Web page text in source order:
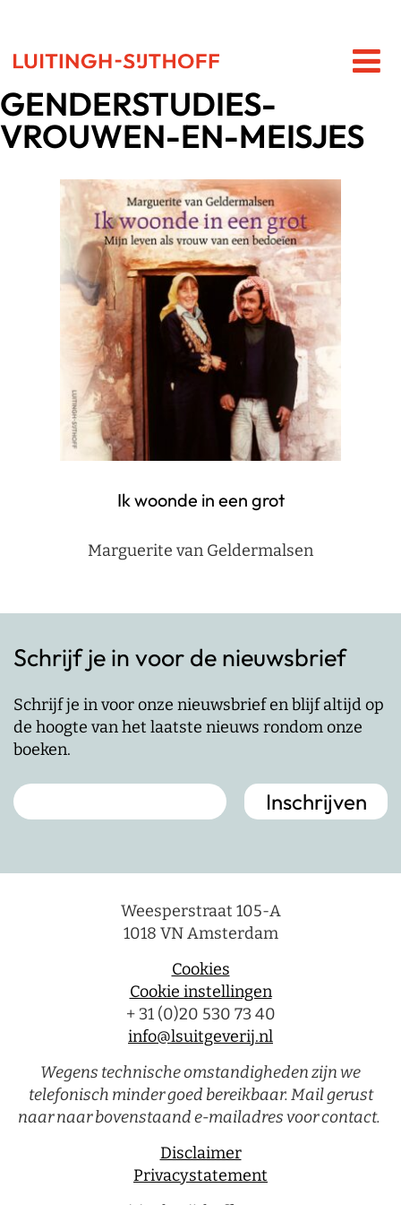
GENDERSTUDIES-
VROUWEN-EN-MEISJES
Ik woonde in een grot
Marguerite van Geldermalsen
Schrijf je in voor de nieuwsbrief
Schrijf je in voor onze nieuwsbrief en blijf altijd op
de hoogte van het laatste nieuws rondom onze
boeken.
Weesperstraat 105-A
1018 VN Amsterdam
Cookies
Cookie instellingen
+ 31 (0)20 530 73 40
info@lsuitgeverij.nl
Wegens technische omstandigheden zijn we
telefonisch minder goed bereikbaar. Mail gerust
naar naar bovenstaand e-mailadres voor contact.
Disclaimer
Privacystatement